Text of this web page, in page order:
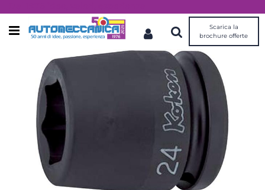
Open menu
Scarica la
brochure offerte